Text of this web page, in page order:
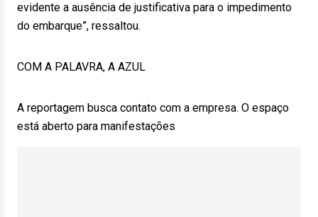
evidente a ausência de justificativa para o impedimento
do embarque”, ressaltou.
COM A PALAVRA, A AZUL
A reportagem busca contato com a empresa. O espaço
está aberto para manifestações